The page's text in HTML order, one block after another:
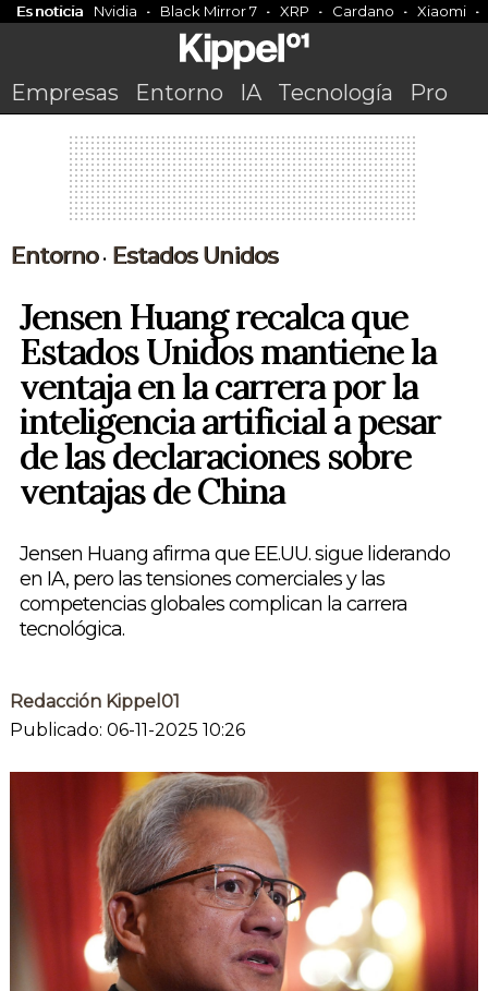
Es noticia Nvidia Black Mirror 7 XRP Cardano Xiaomi
Empresas Entorno IA Tecnología Pro
Entorno• Estados Unidos
Jensen Huang recalca que
Estados Unidos mantiene la
ventaja en la carrera por la
inteligencia artificial a pesar
de las declaraciones sobre
ventajas de China
Jensen Huang afirma que EE.UU. sigue liderando
en IA, pero las tensiones comerciales y las
competencias globales complican la carrera
tecnológica.
Redacción Kippel01
Publicado: 06-11-2025 10:26